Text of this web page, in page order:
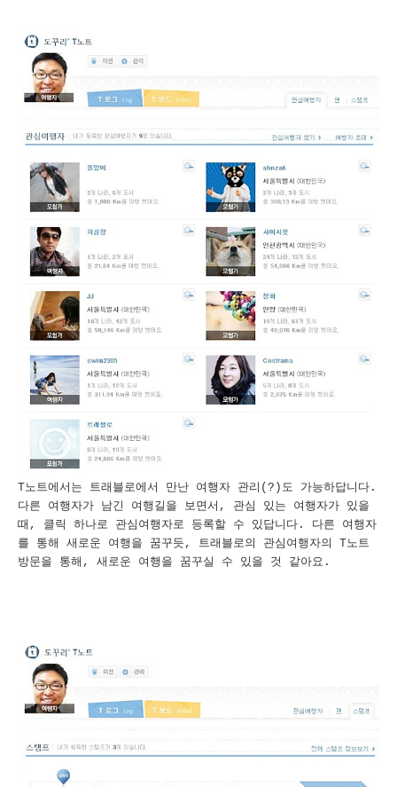
T노트에서는 트래블로에서 만난 여행자 관리(?)도 가능하답니다.
다른 여행자가 남긴 여행길을 보면서, 관심 있는 여행자가 있을
때, 클릭 하나로 관심여행자로 등록할 수 있답니다. 다른 여행자
를 통해 새로운 여행을 꿈꾸듯, 트래블로의 관심여행자의 T노트
방문을 통해, 새로운 여행을 꿈꾸실 수 있을 것 같아요.